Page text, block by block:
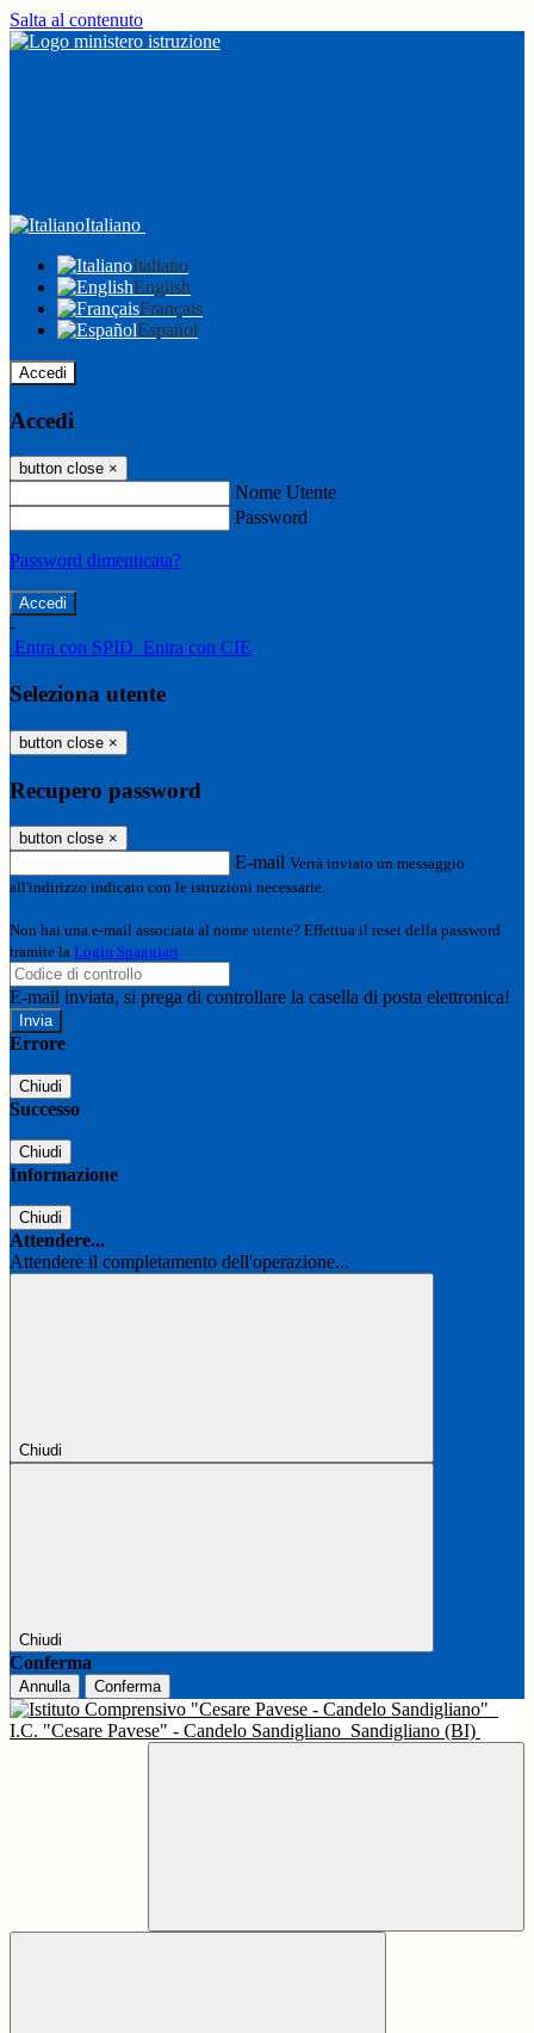
Salta al contenuto
Italiano
Italiano
English
Français
Español
Accedi
Accedi
button close ×
Nome Utente
Password
Password dimenticata?
-
Entra con SPID Entra con CIE
Seleziona utente
button close ×
Recupero password
button close ×
E-mail Verrà inviato un messaggio
all'indirizzo indicato con le istruzioni necessarie.
Non hai una e-mail associata al nome utente? Effettua il reset della password
tramite la Login Spaggiari
E-mail inviata, si prega di controllare la casella di posta elettronica!
Errore
Chiudi
Successo
Chiudi
Informazione
Chiudi
Attendere...
Attendere il completamento dell'operazione...
Chiudi
Chiudi
Conferma
Annulla Conferma
I.C. "Cesare Pavese" - Candelo Sandigliano Sandigliano (BI)